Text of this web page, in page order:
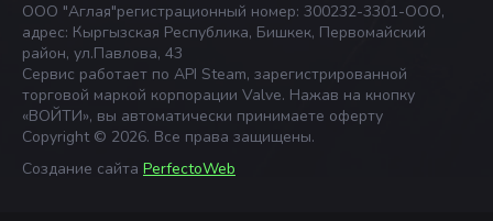
ООО "Аглая"регистрационный номер: 300232-3301-ООО,
адрес: Кыргызская Республика, Бишкек, Первомайский
район, ул.Павлова, 43
Сервис работает по API Steam, зарегистрированной
торговой маркой корпорации Valve. Нажав на кнопку
«ВОЙТИ», вы автоматически принимаете оферту
Copyright © 2026. Все права защищены.
Создание сайта PerfectoWeb